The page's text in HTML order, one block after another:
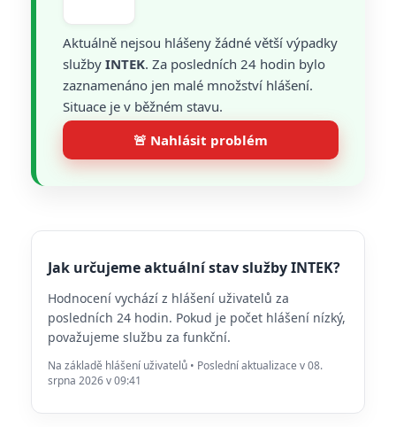
Aktuálně nejsou hlášeny žádné větší výpadky
služby INTEK. Za posledních 24 hodin bylo
zaznamenáno jen malé množství hlášení.
Situace je v běžném stavu.
🚨 Nahlásit problém
Jak určujeme aktuální stav služby INTEK?
Hodnocení vychází z hlášení uživatelů za
posledních 24 hodin. Pokud je počet hlášení nízký,
považujeme službu za funkční.
Na základě hlášení uživatelů • Poslední aktualizace v 08.
srpna 2026 v 09:41